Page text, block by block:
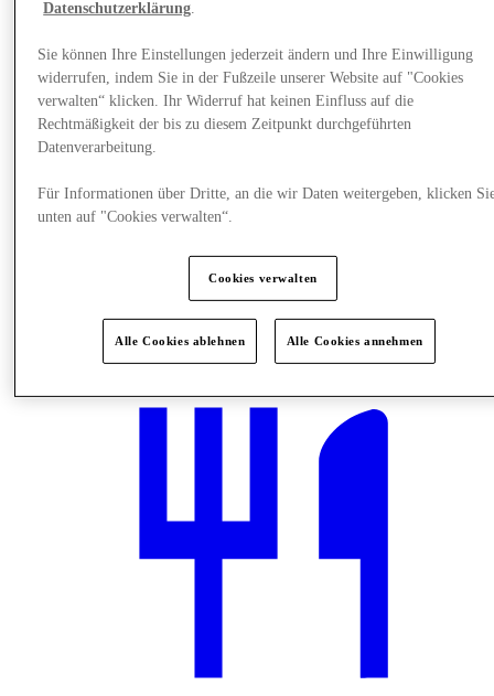
Plane Deinen Besuch
Datenschutzerklärung
Sie können Ihre Einstellungen jederzeit ändern und Ihre Einwilligung
widerrufen, indem Sie in der Fußzeile unserer Website auf "Cookies
verwalten“ klicken. Ihr Widerruf hat keinen Einfluss auf die
Rechtmäßigkeit der bis zu diesem Zeitpunkt durchgeführten
Datenverarbeitung.
Für Informationen über Dritte, an die wir Daten weitergeben, klicken
unten auf "Cookies verwalten“.
Cookies verwalten
Alle Cookies ablehnen Alle Cookies annehmen